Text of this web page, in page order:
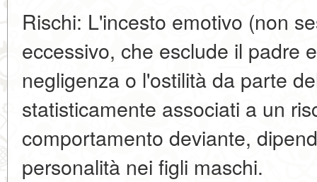
Rischi: L'incesto emotivo (non
eccessivo, che esclude il padre
negligenza o l'ostilità da parte
statisticamente associati a un
comportamento deviante,
personalità nei figli maschi.